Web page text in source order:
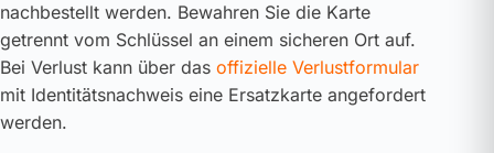
nachbestellt werden. Bewahren Sie die Karte
getrennt vom Schlüssel an einem sicheren Ort auf.
Bei Verlust kann über das offizielle Verlustformular
mit Identitätsnachweis eine Ersatzkarte angefordert
werden.